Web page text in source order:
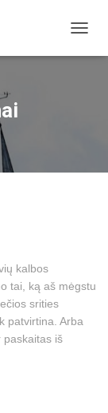
kalbos
tai, ką aš mėgstu
srities
patvirtina. Arba
paskaitas iš